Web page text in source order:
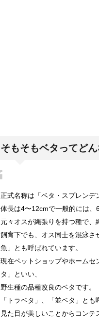
登山専門店をのぞ
ついうっかり電
余ったシチュ
小さな子供からお
男だって自分
最近は男性でも
そもそもベタってどん
正式名称は「ベタ・スプレンデ
体長は4〜12cmで一般的には、
元々オスが縄張りを持つ種で、
飼育下でも、オス同士を混泳さ
魚」とも呼ばれています。
現在ペットショップやホーム
タ」といい、
野生種の品種改良のベタです。
「トラベタ」、「並ベタ」と
見た目が美しいことからコンテ